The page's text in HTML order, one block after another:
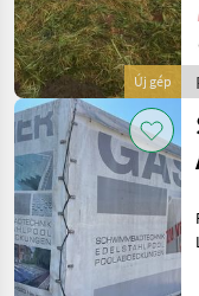
Új gép